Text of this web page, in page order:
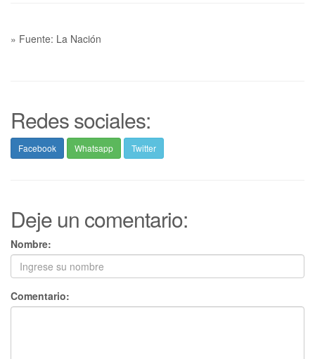
» Fuente: La Nación
Redes sociales:
Facebook Whatsapp Twitter
Deje un comentario:
Nombre:
Comentario: